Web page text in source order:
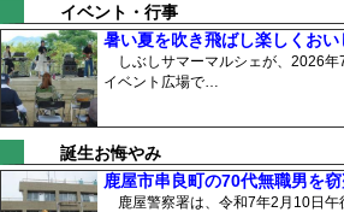
イベント・行事
暑い夏を吹き飛ばし楽しくお
しぶしサマーマルシェが、2026年
イベント広場で…
誕生お悔やみ
鹿屋市串良町の70代無職男を
鹿屋警察署は、令和7年2月10日午